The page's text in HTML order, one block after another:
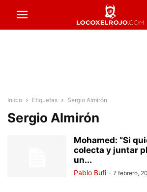
Inicio Etiquetas Sergio Almirón
Sergio Almirón
Mohamed: “Si
colecta y juntar
un...
Pablo Bufi - 7 febrero,